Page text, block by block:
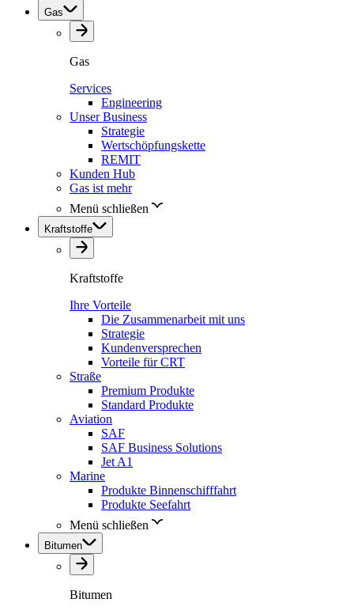
Gas
Gas
Services
Engineering
Unser Business
Strategie
Wertschöpfungskette
REMIT
Kunden Hub
Gas ist mehr
Menü schließen
Kraftstoffe
Kraftstoffe
Ihre Vorteile
Die Zusammenarbeit mit uns
Strategie
Kundenversprechen
Vorteile für CRT
Straße
Premium Produkte
Standard Produkte
Aviation
SAF
SAF Business Solutions
Jet A1
Marine
Produkte Binnenschifffahrt
Produkte Seefahrt
Menü schließen
Bitumen
Bitumen